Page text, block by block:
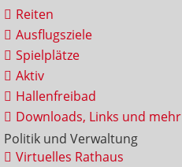
Reiten
Ausflugsziele
Spielplätze
Aktiv
Hallenfreibad
Downloads, Links und mehr
Politik und Verwaltung
Virtuelles Rathaus